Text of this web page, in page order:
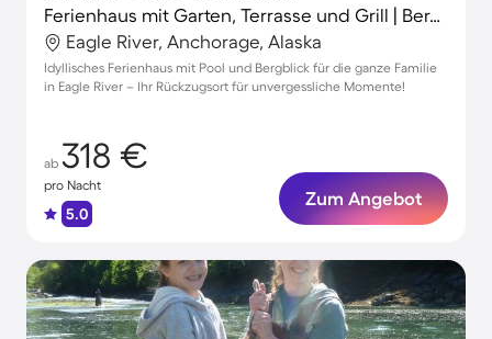
Ferienhaus mit Garten, Terrasse und Grill | Bergblick
Eagle River, Anchorage, Alaska
Idyllisches Ferienhaus mit Pool und Bergblick für die ganze Familie
in Eagle River – Ihr Rückzugsort für unvergessliche Momente!
ab 318 €
pro Nacht
5.0
Zum Angebot